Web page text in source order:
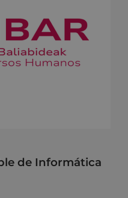
de Informática